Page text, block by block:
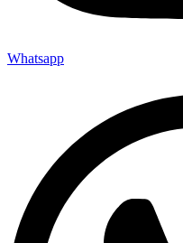
Whatsapp